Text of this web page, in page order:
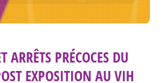
ARRÊTS PRÉCOCES DU
EXPOSITION AU VIH